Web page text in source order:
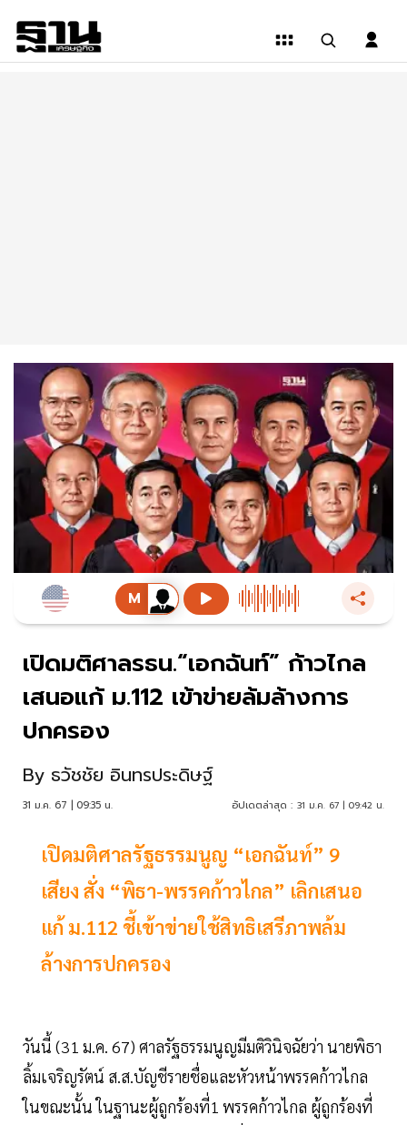
เปิดมติศาลรธน.“เอกฉันท์” ก้าวไกล
เสนอแก้ ม.112 เข้าข่ายล้มล้างการ
ปกครอง
By ธวัชชัย อินทรประดิษฐ์
31 ม.ค. 67 | 09:35 น. อัปเดตล่าสุด : 31 ม.ค. 67 | 09:42 น.
เปิดมติศาลรัฐธรรมนูญ “เอกฉันท์” 9
เสียง สั่ง “พิธา-พรรคก้าวไกล” เลิกเสนอ
แก้ ม.112 ชี้เข้าข่ายใช้สิทธิเสรีภาพล้ม
ล้างการปกครอง
วันนี้ (31 ม.ค. 67) ศาลรัฐธรรมนูญมีมติวินิจฉัยว่า นายพิธา
ลิ้มเจริญรัตน์ ส.ส.บัญชีรายชื่อและหัวหน้าพรรคก้าวไกล
ในขณะนั้น ในฐานะผู้ถูกร้องที่1 พรรคก้าวไกล ผู้ถูกร้องที่